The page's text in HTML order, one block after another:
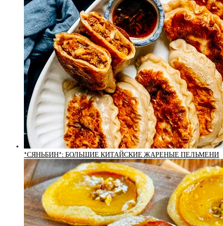
*СЯНЬБИН*: БОЛЬШИЕ КИТАЙСКИЕ ЖАРЕНЫЕ ПЕЛЬМЕНИ